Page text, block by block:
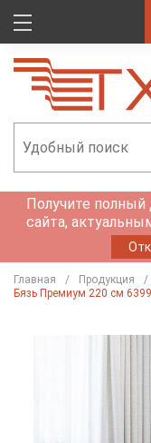
Получите
сайта,
Главная Продукция
Бязь Премиум 220 см